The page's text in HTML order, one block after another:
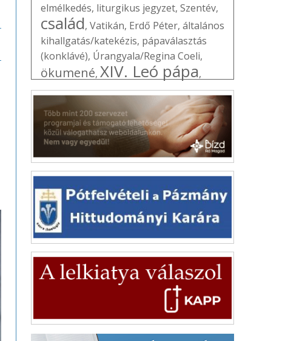
elmélkedés, liturgikus jegyzet, Szentév,
család, Vatikán, Erdő Péter, általános
kihallgatás/katekézis, pápaválasztás
(konklávé), Úrangyala/Regina Coeli,
ökumené, XIV. Leó pápa,
Útravaló